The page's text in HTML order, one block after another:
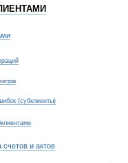
(субклиенты)
счетов и актов